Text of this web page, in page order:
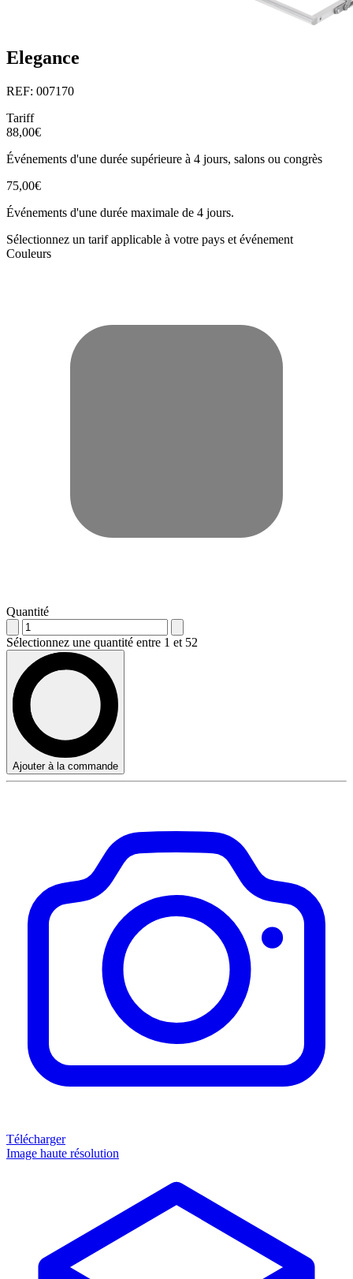
Elegance
REF: 007170
Tariff
88,00€
Événements d'une durée supérieure à 4 jours, salons ou congrès
75,00€
Événements d'une durée maximale de 4 jours.
Sélectionnez un tarif applicable à votre pays et événement
Couleurs
Quantité
Sélectionnez une quantité entre 1 et 52
Ajouter à la commande
Télécharger
Image haute résolution